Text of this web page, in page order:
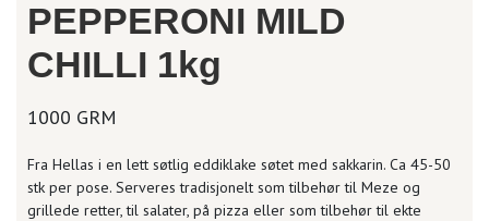
PEPPERONI MILD
CHILLI 1kg
1000 GRM
Fra Hellas i en lett søtlig eddiklake søtet med sakkarin. Ca 45-50
stk per pose. Serveres tradisjonelt som tilbehør til Meze og
grillede retter, til salater, på pizza eller som tilbehør til ekte